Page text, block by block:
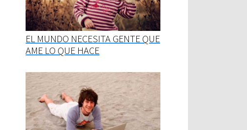
EL MUNDO NECESITA GENTE QUE
AME LO QUE HACE